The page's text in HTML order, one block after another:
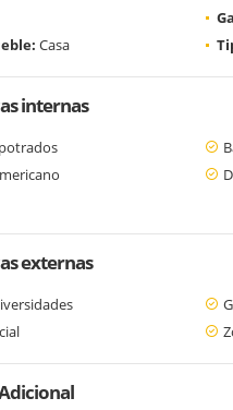
Casa
internas
externas